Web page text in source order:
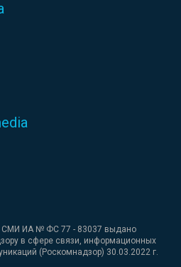
СМИ ИА № ФС 77 - 83037 выдано
в сфере связи, информационных
(Роскомнадзор) 30.03.2022 г.